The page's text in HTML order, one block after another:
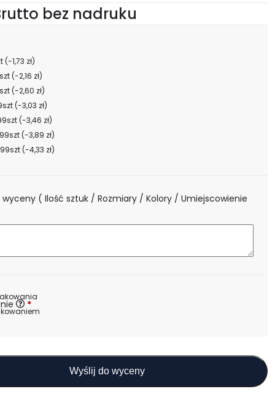
bez nadruku
(-1,73 zł)
(-2,16 zł)
(-2,60 zł)
(-3,03 zł)
(-3,46 zł)
(-3,89 zł)
(-4,33 zł)
wyceny ( Ilość sztuk / Rozmiary / Kolory / Umiejscowienie
*
Wyślij do wyceny